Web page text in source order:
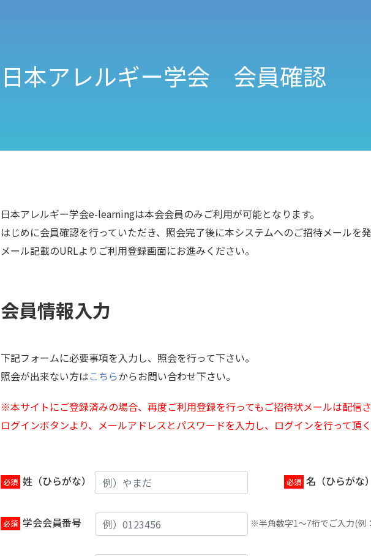
日本アレルギー学会 会員確認
日本アレルギー学会e-learningは本会会員のみご利用が可能となります。
はじめに会員確認を行っていただき、照会完了後に本システムへのご招待メールを
メール記載のURLよりご利用登録画面にお進みください。
会員情報入力
下記フォームに必要事項を入力し、照会を行って下さい。
照会が出来ない方はこちらからお問い合わせ下さい。
※本サイトにご登録済みの場合、再度ご利用登録を行ってもご招待状メールは配信さ
ログインボタンより、メールアドレスとパスワードを入力し、ログインを行って頂
姓（ひらがな） 名（ひらがな）
学会会員番号 ※半角数字1〜7桁でご入力(例